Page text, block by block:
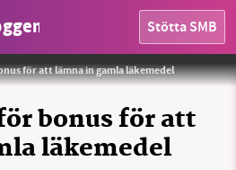
Stötta SMB
för att lämna in gamla läkemedel
bonus för att
läkemedel
Foto:Public Domain CC0